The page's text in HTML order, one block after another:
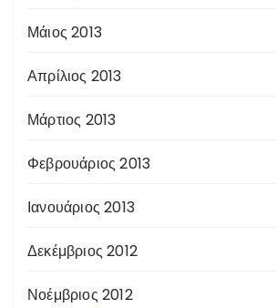
Μάιος 2013
Απρίλιος 2013
Μάρτιος 2013
Φεβρουάριος 2013
Ιανουάριος 2013
Δεκέμβριος 2012
Νοέμβριος 2012